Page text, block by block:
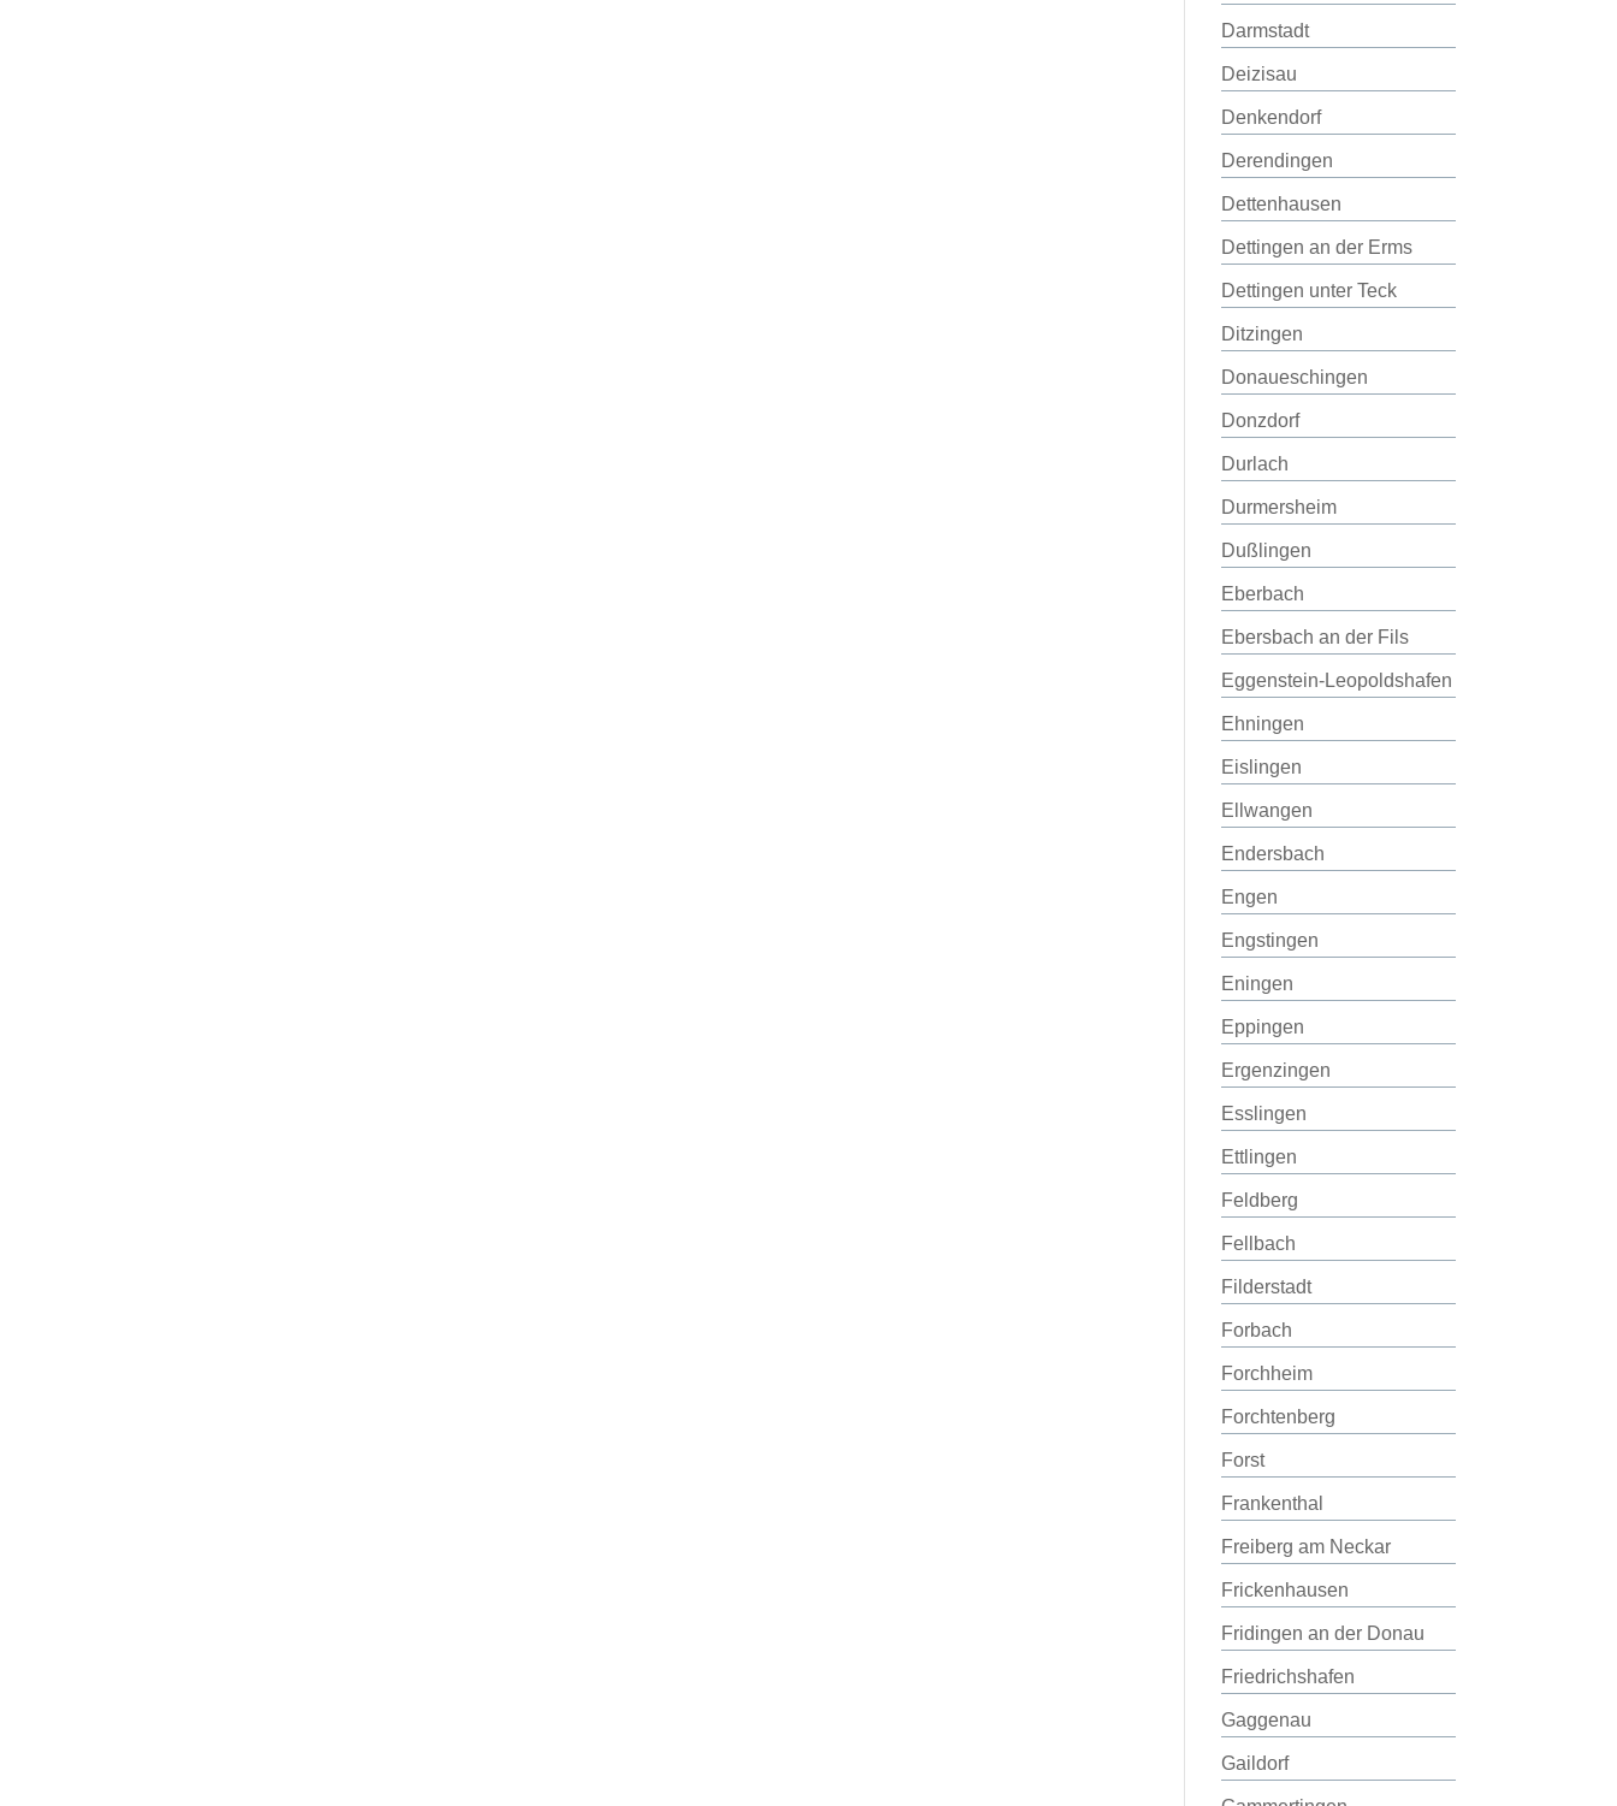
Darmstadt
Deizisau
Denkendorf
Derendingen
Dettenhausen
Dettingen an der Erms
Dettingen unter Teck
Ditzingen
Donaueschingen
Donzdorf
Durlach
Durmersheim
Dußlingen
Eberbach
Ebersbach an der Fils
Eggenstein-Leopoldshafen
Ehningen
Eislingen
Ellwangen
Endersbach
Engen
Engstingen
Eningen
Eppingen
Ergenzingen
Esslingen
Ettlingen
Feldberg
Fellbach
Filderstadt
Forbach
Forchheim
Forchtenberg
Forst
Frankenthal
Freiberg am Neckar
Frickenhausen
Fridingen an der Donau
Friedrichshafen
Gaggenau
Gaildorf